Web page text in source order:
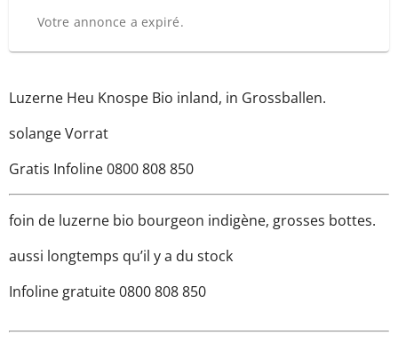
Votre annonce a expiré.
Luzerne Heu Knospe Bio inland, in Grossballen.
solange Vorrat
Gratis Infoline 0800 808 850
foin de luzerne bio bourgeon indigène, grosses bottes.
aussi longtemps qu’il y a du stock
Infoline gratuite 0800 808 850